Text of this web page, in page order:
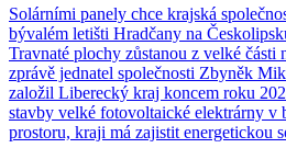
Solárními panely chce krajská
bývalém letišti Hradčany na
Travnaté plochy zůstanou z velké části
zprávě jednatel společnosti Zbyněk
založil Liberecký kraj koncem roku
stavby velké fotovoltaické elektrárny v
prostoru, kraji má zajistit energetickou